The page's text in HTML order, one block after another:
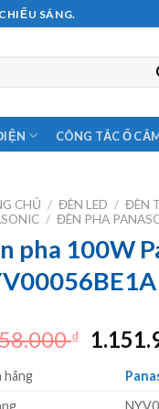
SÁNG.
CÔNG TẮC Ổ
CHỦ / ĐÈN LED / ĐÈN
/ ĐÈN PHA
pha 100W
₫
Giá
hãng